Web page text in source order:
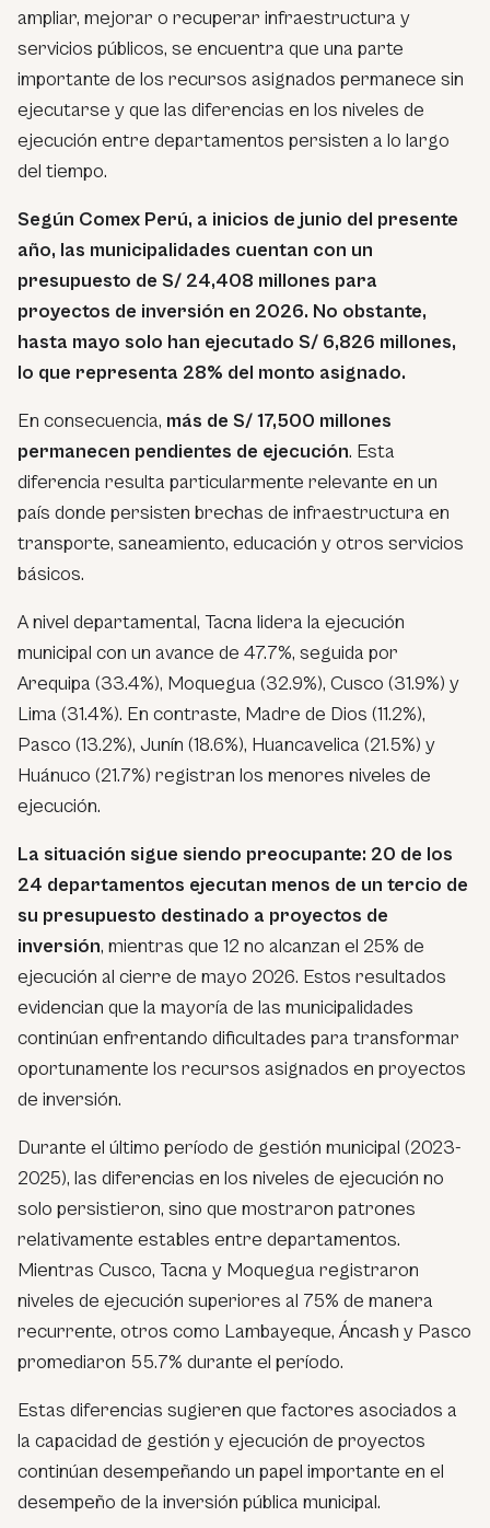
ampliar, mejorar o recuperar infraestructura y
servicios públicos, se encuentra que una parte
importante de los recursos asignados permanece sin
ejecutarse y que las diferencias en los niveles de
ejecución entre departamentos persisten a lo largo
del tiempo.
Según Comex Perú, a inicios de junio del presente
año, las municipalidades cuentan con un
presupuesto de S/ 24,408 millones para
proyectos de inversión en 2026. No obstante,
hasta mayo solo han ejecutado S/ 6,826 millones,
lo que representa 28% del monto asignado.
En consecuencia, más de S/ 17,500 millones
permanecen pendientes de ejecución. Esta
diferencia resulta particularmente relevante en un
país donde persisten brechas de infraestructura en
transporte, saneamiento, educación y otros servicios
básicos.
A nivel departamental, Tacna lidera la ejecución
municipal con un avance de 47.7%, seguida por
Arequipa (33.4%), Moquegua (32.9%), Cusco (31.9%) y
Lima (31.4%). En contraste, Madre de Dios (11.2%),
Pasco (13.2%), Junín (18.6%), Huancavelica (21.5%) y
Huánuco (21.7%) registran los menores niveles de
ejecución.
La situación sigue siendo preocupante: 20 de los
24 departamentos ejecutan menos de un tercio de
su presupuesto destinado a proyectos de
inversión, mientras que 12 no alcanzan el 25% de
ejecución al cierre de mayo 2026. Estos resultados
evidencian que la mayoría de las municipalidades
continúan enfrentando dificultades para transformar
oportunamente los recursos asignados en proyectos
de inversión.
Durante el último período de gestión municipal (2023-
2025), las diferencias en los niveles de ejecución no
solo persistieron, sino que mostraron patrones
relativamente estables entre departamentos.
Mientras Cusco, Tacna y Moquegua registraron
niveles de ejecución superiores al 75% de manera
recurrente, otros como Lambayeque, Áncash y Pasco
promediaron 55.7% durante el período.
Estas diferencias sugieren que factores asociados a
la capacidad de gestión y ejecución de proyectos
continúan desempeñando un papel importante en el
desempeño de la inversión pública municipal.